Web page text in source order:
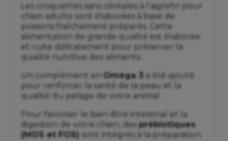
Les croquettes sans céréales à l’aiglefin pour
chien adulte sont élaborées à base de
poissons fraîchement préparés. Cette
alimentation de grande qualité est élaborée
et cuite délicatement pour préserver la
qualité nutritive des aliments.
Un complément en Oméga 3 a été ajouté
pour renforcer la santé de la peau et la
qualité du pelage de votre animal.
Pour favoriser le bien-être intestinal et la
digestion de votre chien, desprébiotiques
(MOS et FOS) sont intégrés à la préparation.